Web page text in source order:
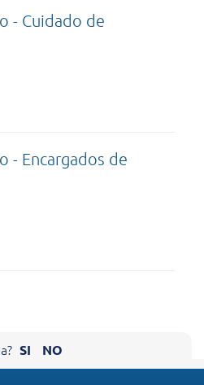
- Cuidado de
- Encargados de
SI NO
NUESTRO